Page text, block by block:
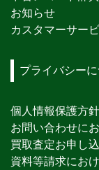
お知らせ
カスタマーサー
プライバシー
個人情報保護方針
お問い合わせに
買取査定お申し
資料等請求にお